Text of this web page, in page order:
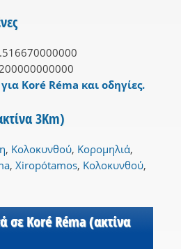
Koré Réma και οδηγίες.
3Km)
, Κολοκυνθού, Κορομηλιά,
, Xiropótamos, Κολοκυνθού,
σε Koré Réma (ακτίνα